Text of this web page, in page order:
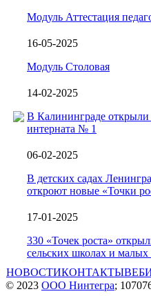
Модуль Аттестация
16-05-2025
Модуль Столовая
14-02-2025
В Калининграде
интерната № 1
06-02-2025
В детских садах
откроют новые «Точки
17-01-2025
330 «Точек роста»
сельских школах и малых
НОВОСТИКОНТАКТЫ
© 2023 ООО Нинтегра;